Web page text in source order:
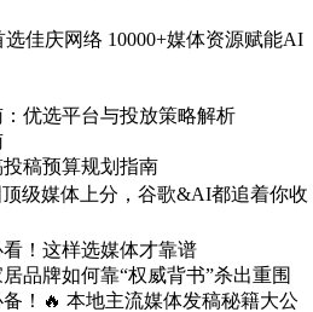
佳庆网络 10000+媒体资源赋能AI
优选平台与投放策略解析
稿预算规划指南
顶级媒体上分，谷歌&AI都追着你收
！这样选媒体才靠谱
品牌如何靠“权威背书”杀出重围
！🔥 本地主流媒体发稿秘籍大公